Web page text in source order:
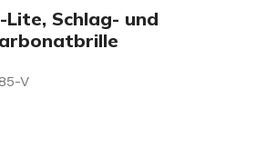
Schlag- und
V